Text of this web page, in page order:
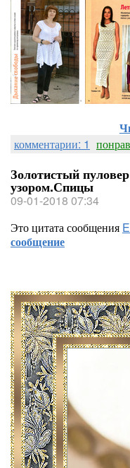
комментарии: 1
Золотистый
узором.Спицы
09-01-2018 07:34
Это цитата сообщения
сообщение